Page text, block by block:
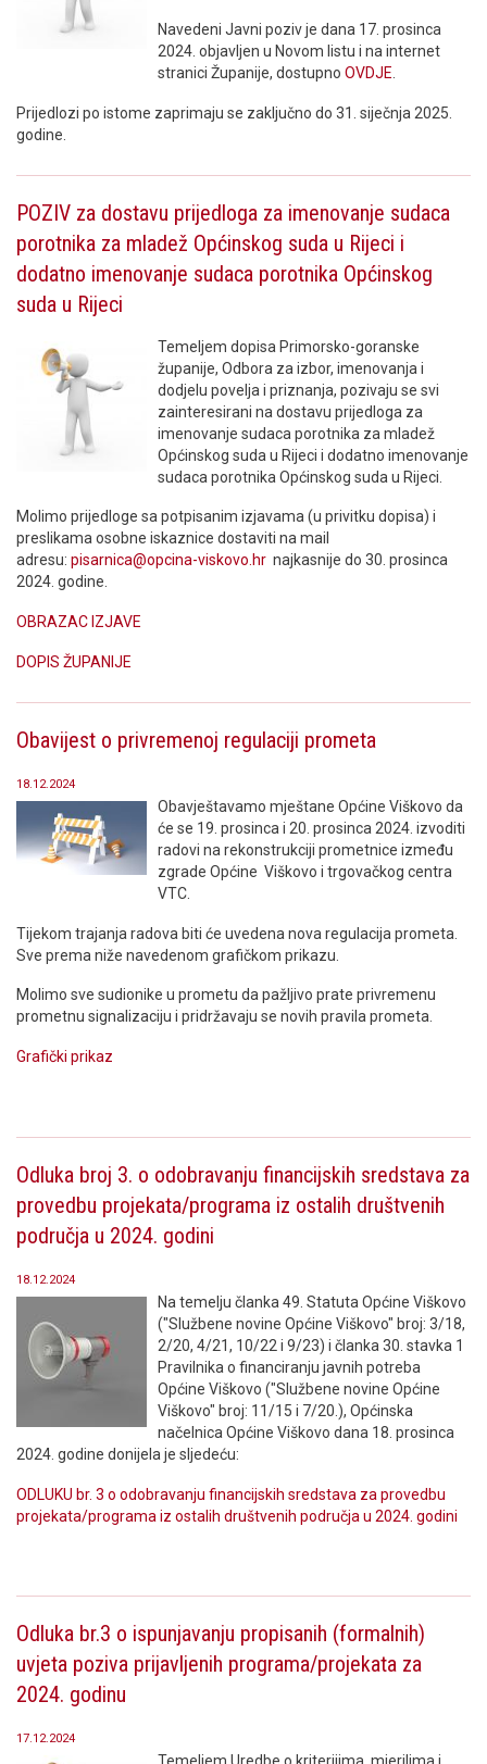
Navedeni Javni poziv je dana 17. prosinca
2024. objavljen u Novom listu i na internet
stranici Županije, dostupno OVDJE
Prijedlozi po istome zaprimaju se zaključno do 31. siječnja 2025.
godine.
POZIV za dostavu prijedloga za imenovanje sudaca
porotnika za mladež Općinskog suda u Rijeci i
dodatno imenovanje sudaca porotnika Općinskog
suda u Rijeci
Temeljem dopisa Primorsko-goranske
županije, Odbora za izbor, imenovanja i
dodjelu povelja i priznanja, pozivaju se svi
zainteresirani na dostavu prijedloga za
imenovanje sudaca porotnika za mladež
Općinskog suda u Rijeci i dodatno imenovanje
sudaca porotnika Općinskog suda u Rijeci.
Molimo prijedloge sa potpisanim izjavama (u privitku dopisa) i
preslikama osobne iskaznice dostaviti na mail
adresu: pisarnica@opcina-viskovo.hr najkasnije do 30. prosinca
2024. godine.
OBRAZAC IZJAVE
DOPIS ŽUPANIJE
Obavijest o privremenoj regulaciji prometa
18.12.2024
Obavještavamo mještane Općine Viškovo da
će se 19. prosinca i 20. prosinca 2024. izvoditi
radovi na rekonstrukciji prometnice između
zgrade Općine Viškovo i trgovačkog centra
VTC.
Tijekom trajanja radova biti će uvedena nova regulacija prometa.
Sve prema niže navedenom grafičkom prikazu.
Molimo sve sudionike u prometu da pažljivo prate privremenu
prometnu signalizaciju i pridržavaju se novih pravila prometa.
Grafički prikaz
Odluka broj 3. o odobravanju financijskih sredstava za
provedbu projekata/programa iz ostalih društvenih
područja u 2024. godini
18.12.2024
Na temelju članka 49. Statuta Općine Viškovo
("Službene novine Općine Viškovo" broj: 3/18,
2/20, 4/21, 10/22 i 9/23) i članka 30. stavka 1
Pravilnika o financiranju javnih potreba
Općine Viškovo ("Službene novine Općine
Viškovo" broj: 11/15 i 7/20.), Općinska
načelnica Općine Viškovo dana 18. prosinca
2024. godine donijela je sljedeću:
ODLUKU br. 3 o odobravanju financijskih sredstava za provedbu
projekata/programa iz ostalih društvenih područja u 2024. godini
Odluka br.3 o ispunjavanju propisanih (formalnih)
uvjeta poziva prijavljenih programa/projekata za
2024. godinu
17.12.2024